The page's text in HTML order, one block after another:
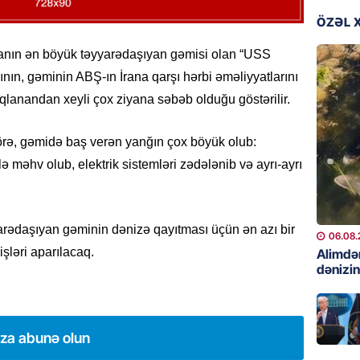
ən böyük təyyarədaşıyan gəmisi olan “USS
gəminin ABŞ-ın İrana qarşı hərbi əməliyyatlarını
xeyli çox ziyana səbəb olduğu göstərilir.
gəmidə baş verən yanğın çox böyük olub:
məhv olub, elektrik sistemləri zədələnib və ayrı-ayrı
gəminin dənizə qayıtması üçün ən azı bir
aparılacaq.
abunə olun
GÜNDƏM
etdiyi
DOSYE
GÜNDƏM
David
bağlı
DÜNYA
Hakan
əl-
ÖZƏL